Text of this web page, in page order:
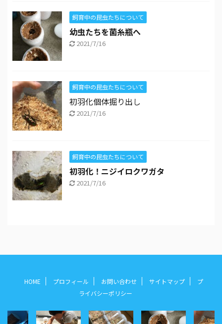
飼育中の昆虫たちについて
幼虫たちを菌糸瓶へ
2021/7/16
飼育中の昆虫たちについて
初羽化個体掘り出し
2021/7/16
飼育中の昆虫たちについて
初羽化！ニジイロクワガタ
2021/7/16
HOME プロフィール お問い合わせ サイトマップ
プ
ライバシーポリシー